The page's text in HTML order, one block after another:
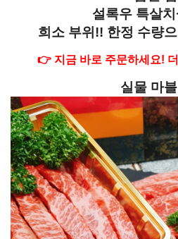
설록우 특살
희소 부위!! 한정 수량
👉 지금 바로 주문하세요!
실물 마